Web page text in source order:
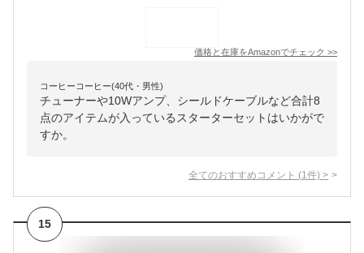
価格と在庫をAmazonでチェック >>
コーヒーコーヒー(40代・男性)
チューナーや10Wアンプ、シールドケーブルなど合計8
点のアイテムが入っているスターターセットはいかがで
すか。
全てのおすすめコメント (1 件) >
15